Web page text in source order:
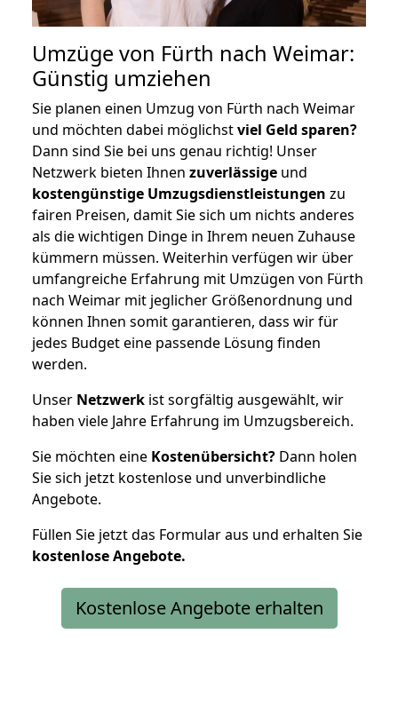
Umzüge von Fürth nach Weimar:
Günstig umziehen
Sie planen einen Umzug von Fürth nach Weimar
und möchten dabei möglichstviel Geld sparen?
Dann sind Sie bei uns genau richtig! Unser
Netzwerk bieten Ihnen zuverlässige und
kostengünstige Umzugsdienstleistungen zu
fairen Preisen, damit Sie sich um nichts anderes
als die wichtigen Dinge in Ihrem neuen Zuhause
kümmern müssen. Weiterhin verfügen wir über
umfangreiche Erfahrung mit Umzügen von Fürth
nach Weimar mit jeglicher Größenordnung und
können Ihnen somit garantieren, dass wir für
jedes Budget eine passende Lösung finden
werden.
Unser Netzwerk ist sorgfältig ausgewählt, wir
haben viele Jahre Erfahrung im Umzugsbereich.
Sie möchten eine Kostenübersicht? Dann holen
Sie sich jetzt kostenlose und unverbindliche
Angebote.
Füllen Sie jetzt das Formular aus und erhalten Sie
kostenloseAngebote.
Kostenlose Angebote erhalten